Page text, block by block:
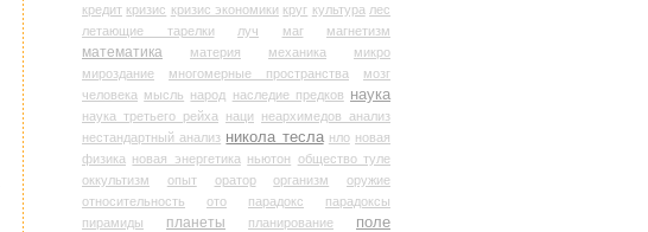
кредит кризис кризис экономики круг культура лес
летающие тарелки
луч маг магнетизм
математика материя механика
микро
мироздание
многомерные пространства
мозг
человека мысль народ наследие предков наука
наука третьего рейха наци
неархимедов анализ
нестандартный анализ никола тесла нло новая
физика новая энергетика ньютон общество туле
оккультизм
опыт оратор организм
оружие
относительность
ото парадокс
парадоксы
пирамиды
планеты планирование
поле